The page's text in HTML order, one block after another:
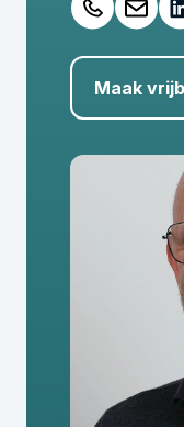
Maak